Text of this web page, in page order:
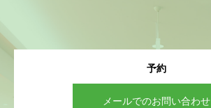
予約
メールでのお問い合わせ